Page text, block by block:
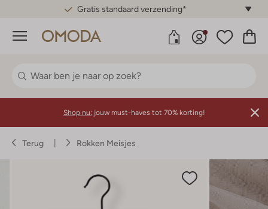
Gratis standaard verzending*
Menu
Shop nu: jouw must-haves tot 70% korting!
Terug Rokken Meisjes